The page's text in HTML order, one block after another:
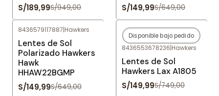
S/189,99S/949,00 S/149,99S/649,00
8436579117887|Hawkers
Lentes de Sol
Polarizado Hawkers
Hawk
HHAW22BGMP
S/149,99S/649,00
-80%OFF
Agotado
Disponible bajo pedido
8436553678236|Hawkers
Lentes de Sol
Hawkers Lax A1805
S/149,99S/749,00